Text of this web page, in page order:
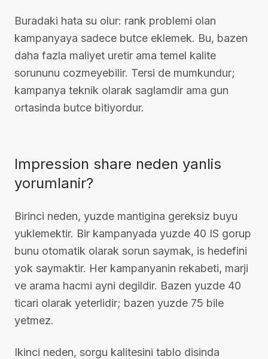
Buradaki hata su olur: rank problemi olan
kampanyaya sadece butce eklemek. Bu, bazen
daha fazla maliyet uretir ama temel kalite
sorununu cozmeyebilir. Tersi de mumkundur;
kampanya teknik olarak saglamdir ama gun
ortasinda butce bitiyordur.
Impression share neden yanlis
yorumlanir?
Birinci neden, yuzde mantigina gereksiz buyu
yuklemektir. Bir kampanyada yuzde 40 IS gorup
bunu otomatik olarak sorun saymak, is hedefini
yok saymaktir. Her kampanyanin rekabeti, marji
ve arama hacmi ayni degildir. Bazen yuzde 40
ticari olarak yeterlidir; bazen yuzde 75 bile
yetmez.
Ikinci neden, sorgu kalitesini tablo disinda